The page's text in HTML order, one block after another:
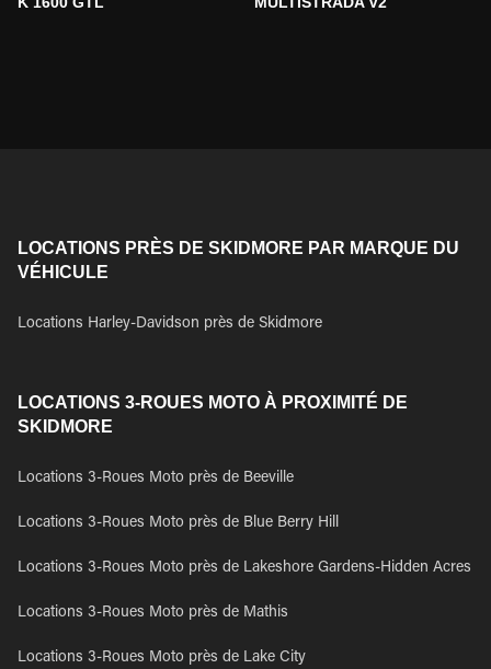
LOCATIONS PRÈS DE SKIDMORE PAR MARQUE DU
VÉHICULE
Locations Harley-Davidson près de Skidmore
LOCATIONS 3-ROUES MOTO À PROXIMITÉ DE
SKIDMORE
Locations 3-Roues Moto près de Beeville
Locations 3-Roues Moto près de Blue Berry Hill
Locations 3-Roues Moto près de Lakeshore Gardens-Hidden Acres
Locations 3-Roues Moto près de Mathis
Locations 3-Roues Moto près de Lake City